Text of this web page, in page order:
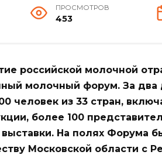
ПРОСМОТРОВ
453
российской молочной
молочный форум. За два
человек из 33 стран,
более 100
На полях Форума
Московской области с